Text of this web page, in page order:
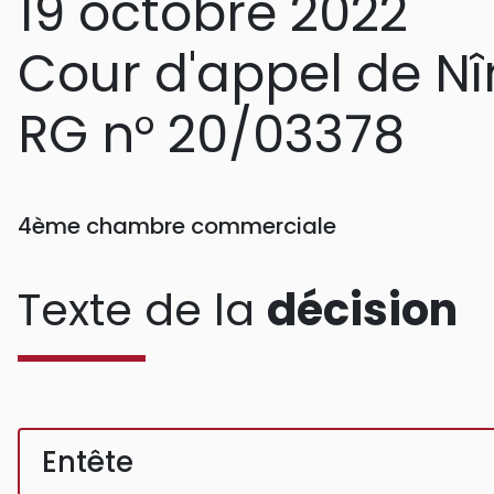
Cour d'appel de
RG n° 20/03378
4ème chambre commerciale
Texte de la décision
Entête